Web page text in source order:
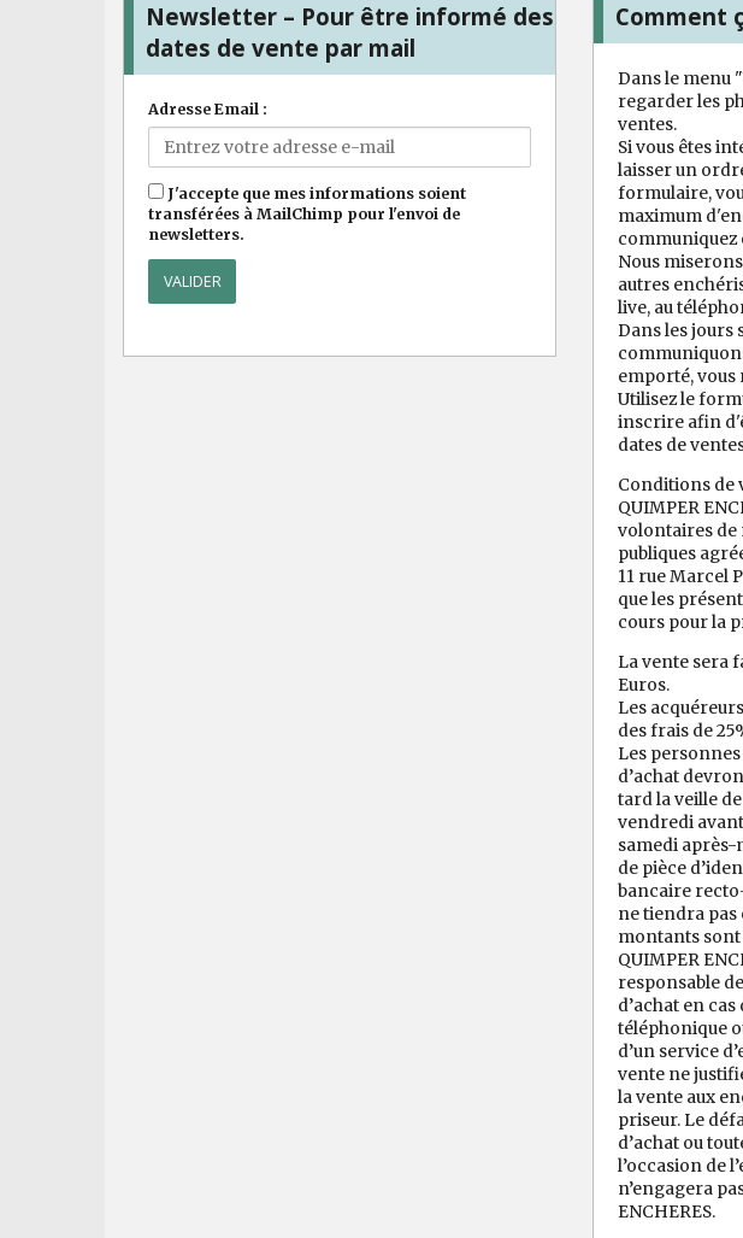
Newsletter – Pour être informé des
dates de vente par mail
Adresse Email :
J'accepte que mes informations soient
transférées à MailChimp pour l'envoi de
newsletters.
Comment
Dans le menu
regarder les
ventes.
Si vous êtes
laisser un
formulaire,
maximum
communiquez
Nous
autres
live, au
Dans les jours
emporté, vous
Utilisez le
inscrire afin
dates de
Conditions de
QUIMPER
volontaires de
publiques
11 rue Marcel
que les
cours pour la
La vente sera
Euros.
Les
des frais de
Les
d’achat
tard la veille
vendredi
samedi après-
de pièce
bancaire
ne tiendra
montants sont
QUIMPER
responsable
d’achat en
téléphonique
d’un service
vente ne
la vente aux
priseur. Le
d’achat ou
l’occasion de
n’engagera
ENCHERES.